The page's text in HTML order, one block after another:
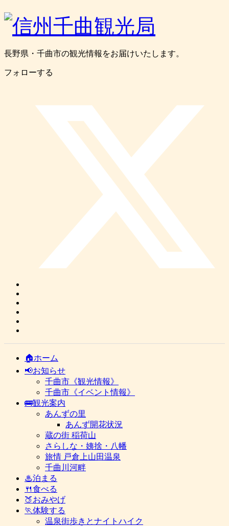
長野県・千曲市の観光情報をお届けいたします。
フォローする
🏠ホーム
📢お知らせ
千曲市《観光情報》
千曲市《イベント情報》
🚌観光案内
あんずの里
あんず開花状況
蔵の街 稲荷山
さらしな・姨捨・八幡
旅情 戸倉上山田温泉
千曲川河畔
♨泊まる
🍴食べる
🍑おみやげ
🏃体験する
温泉街歩きとナイトハイク